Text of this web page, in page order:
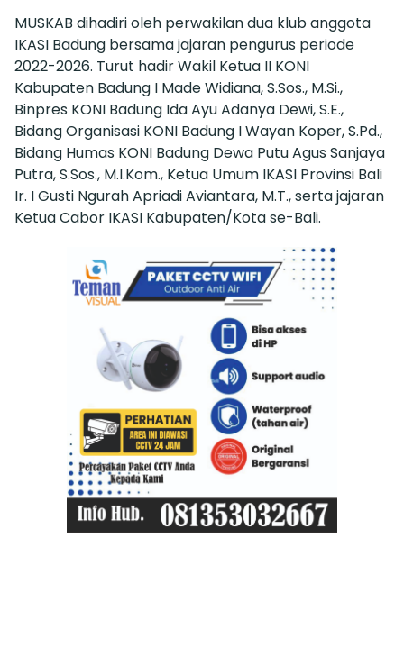
MUSKAB dihadiri oleh perwakilan dua klub anggota
IKASI Badung bersama jajaran pengurus periode
2022-2026. Turut hadir Wakil Ketua II KONI
Kabupaten Badung I Made Widiana, S.Sos., M.Si.,
Binpres KONI Badung Ida Ayu Adanya Dewi, S.E.,
Bidang Organisasi KONI Badung I Wayan Koper, S.Pd.,
Bidang Humas KONI Badung Dewa Putu Agus Sanjaya
Putra, S.Sos., M.I.Kom., Ketua Umum IKASI Provinsi Bali
Ir. I Gusti Ngurah Apriadi Aviantara, M.T., serta jajaran
Ketua Cabor IKASI Kabupaten/Kota se-Bali.